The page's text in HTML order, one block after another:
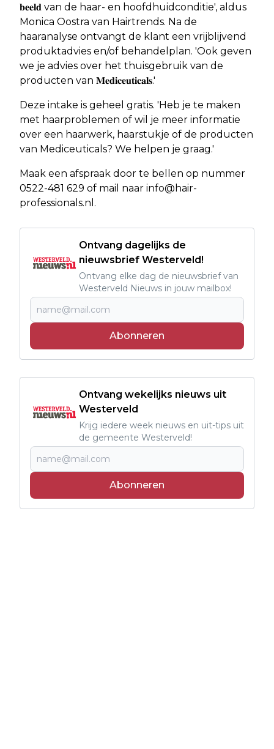
𝐛𝐞𝐞𝐥𝐝 van de haar- en hoofdhuidconditie', aldus
Monica Oostra van Hairtrends. Na de
haaranalyse ontvangt de klant een vrijblijvend
produktadvies en/of behandelplan. 'Ook geven
we je advies over het thuisgebruik van de
producten van 𝐌𝐞𝐝𝐢𝐜𝐞𝐮𝐭𝐢𝐜𝐚𝐥𝐬.'
Deze intake is geheel gratis. 'Heb je te maken
met haarproblemen of wil je meer informatie
over een haarwerk, haarstukje of de producten
van Mediceuticals? We helpen je graag.'
Maak een afspraak door te bellen op nummer
0522-481 629 of mail naar info@hair-
professionals.nl .
Ontvang dagelijks de
nieuwsbrief Westerveld!
Ontvang elke dag de nieuwsbrief van
Westerveld Nieuws in jouw mailbox!
Abonneren
Ontvang wekelijks nieuws uit
Westerveld
Krijg iedere week nieuws en uit-tips uit
de gemeente Westerveld!
Abonneren